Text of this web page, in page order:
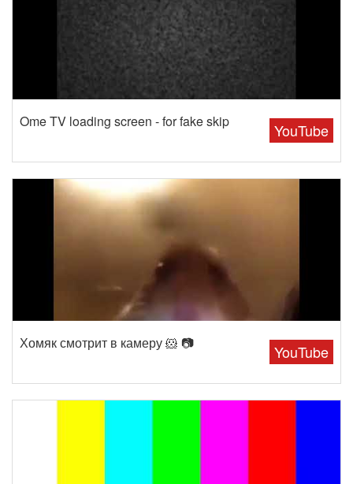
YouTube
Ome TV loading screen - for fake skip
YouTube
Хомяк смотрит в камеру 🐹 📷